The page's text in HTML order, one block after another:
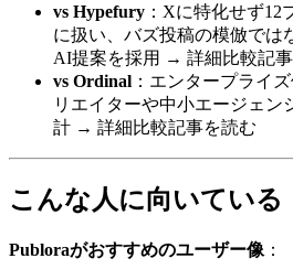
vs Hypefury ：Xに特化せず12
に扱い、バズ投稿の模倣では
AI提案を採用 → 詳細比較記
vs Ordinal ：エンタープライ
リエイターや中小エージェン
計 → 詳細比較記事を読む
こんな人に向いている
Publoraがおすすめのユーザー像 ：